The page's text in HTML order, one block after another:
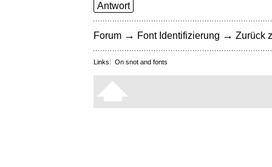
Antwort
Forum → Font Identifizierung → Zurück
Links: On snot and fonts